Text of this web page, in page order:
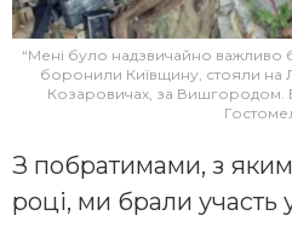
“Мені було надзвичайно важливо
боронили Київщину, стояли на
Козаровичах, за Вишгородом.
З побратимами, з
році, ми брали участь